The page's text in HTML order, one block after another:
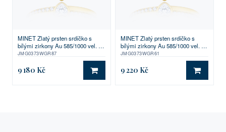
MINET Zlatý prsten srdíčko s
bílými zirkony Au 585/1000 vel. 57
- 1,45g
JMG0373WGR87
9 180 Kč DO KOŠÍKU
MINET Zlatý prsten srdíčko s
bílými zirkony Au 585/1000 vel. 61
- 1,45g
JMG0373WGR61
9 220 Kč DO